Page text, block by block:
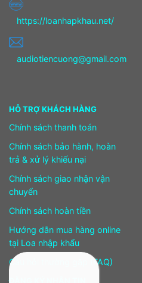
https://loanhapkhau.net/
audiotiencuong@gmail.com
HỖ TRỢ KHÁCH HÀNG
Chính sách thanh toán
Chính sách bảo hành, hoàn
trả & xử lý khiếu nại
Chính sách giao nhận vận
chuyển
Chính sách hoàn tiền
Hướng dẫn mua hàng online
tại Loa nhập khẩu
Câu hỏi thường gặp (FAQ)